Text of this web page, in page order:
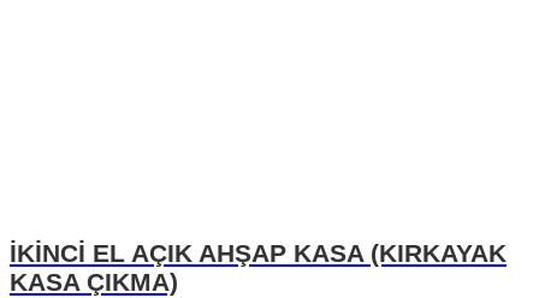
İKİNCİ EL AÇIK AHŞAP KASA (KIRKAYAK
KASA ÇIKMA)